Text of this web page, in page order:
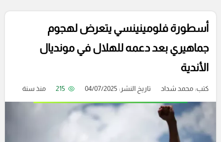
أسطورة فلومينينسي يتعرض لهجوم
جماهيري بعد دعمه للهلال في مونديال
الأندية
كتب:محمد شداد تاريخ النشر: 04/07/2025 215 منذ سنة